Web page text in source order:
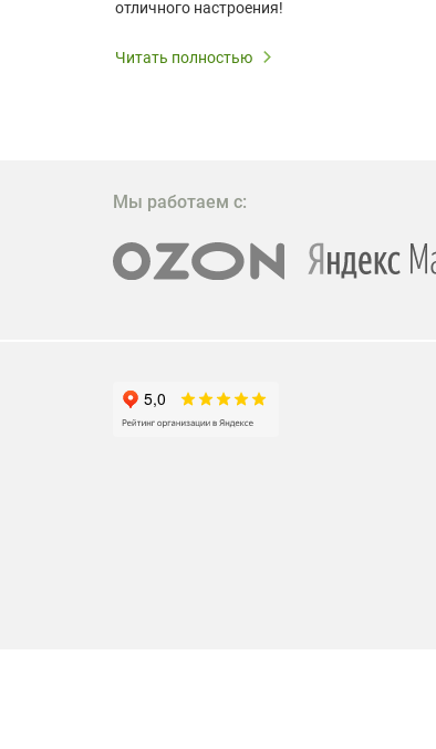
отличного настроения!
Читать полностью
Мы работаем с: